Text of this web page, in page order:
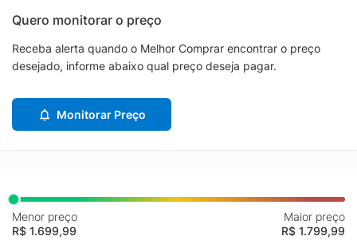
Quero monitorar o preço
Receba alerta quando o Melhor Comprar encontrar o preço
desejado, informe abaixo qual preço deseja pagar.
Monitorar Preço
Menor preço
R$ 1.699,99
Maior preço
R$ 1.799,99